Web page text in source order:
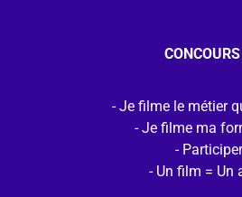
CONCOURS
Je filme le métier
Je filme ma
Participer
Un film = Un